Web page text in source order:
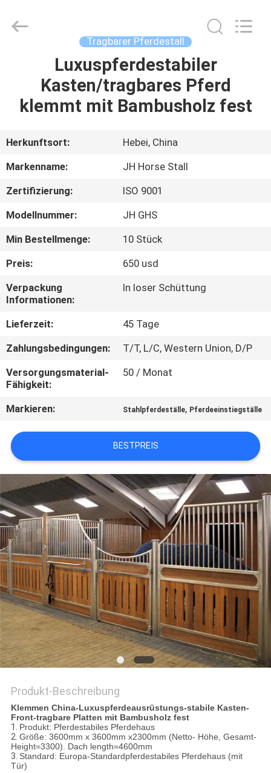
PRODUKTE
ÜBER
UNS
FABRIK-
AUSFLUG
QUALITÄTSKONTROLLE
TRETEN
SIE
MIT
IN
VERBINDUNG
FORDERN
SIE
EIN
ZITAT
SITEMAP
DATENSCHUTZRICHTLINIE
Tragbarer Pferdestall
Luxuspferdestabiler
Kasten/tragbares Pferd
klemmt mit Bambusholz fest
Herkunftsort:
Hebei, China
Markenname:
JH Horse Stall
Zertifizierung:
ISO 9001
Modellnummer:
JH GHS
Min Bestellmenge:
10 Stück
Preis:
650 usd
Verpackung
Informationen:
In loser Schüttung
Lieferzeit:
45 Tage
Zahlungsbedingungen:
T/T, L/C, Western Union, D/P
Versorgungsmaterial-
Fähigkeit:
50 / Monat
Markieren: Stahlpferdeställe, Pferdeeinstiegställe
BESTPREIS
Produkt-Beschreibung
Klemmen China-Luxuspferdeausrüstungs-stabile Kasten-
Front-tragbare Platten mit Bambusholz fest
1. Produkt: Pferdestabiles Pferdehaus
2. Größe: 3600mm x 3600mm x2300mm (Netto- Höhe, Gesamt-
Height=3300). Dach length=4600mm
3. Standard: Europa-Standardpferdestabiles Pferdehaus (mit
Tür)